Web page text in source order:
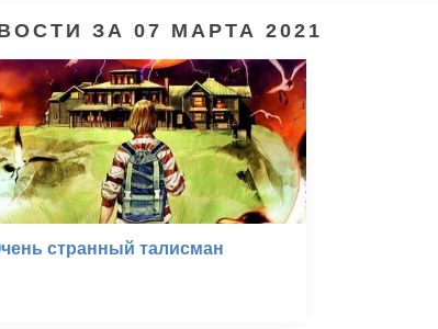
ЗА 07 МАРТА 2021
странный талисман